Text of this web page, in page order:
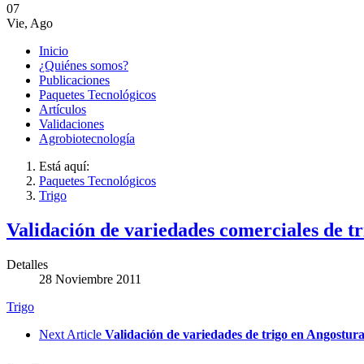
07
Vie, Ago
Inicio
¿Quiénes somos?
Publicaciones
Paquetes Tecnológicos
Artículos
Validaciones
Agrobiotecnología
Está aquí:
Paquetes Tecnológicos
Trigo
Validación de variedades comerciales de
Detalles
28 Noviembre 2011
Trigo
Next Article Validación de variedades de trigo en Angostura